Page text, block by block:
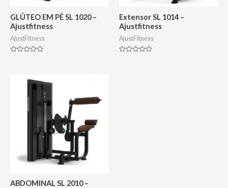
GLÚTEO EM PÉ SL 1020 –
Ajustfitness
AjustFitness
Extensor SL 1014 –
Ajustfitness
AjustFitness
ABDOMINAL SL 2010 –